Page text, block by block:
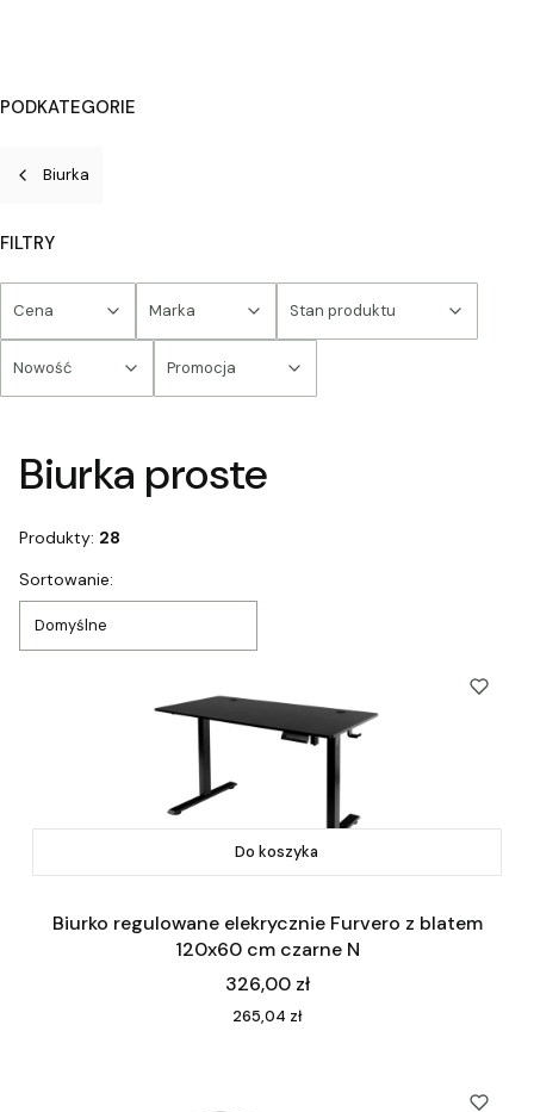
PODKATEGORIE
Biurka
FILTRY
Cena Marka Stan produktu
Nowość Promocja
Biurka proste
Produkty: 28
Lista produktów
Sortowanie:
Domyślne
Do koszyka
Biurko regulowane elekrycznie Furvero z blatem
120x60 cm czarne N
Cena
326,00 zł
Cena
265,04 zł